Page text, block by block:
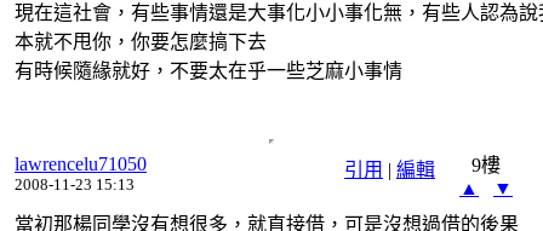
現在這社會，有些事情還是大事化小小事化無，有些人認為
本就不甩你，你要怎麼搞下去
有時候隨緣就好，不要太在乎一些芝麻小事情
引用 | 編輯
lawrencelu71050
2008-11-23 15:13
9樓
▲
▼
當初那楊同學沒有想很多，就直接借，可是沒想過借的後果